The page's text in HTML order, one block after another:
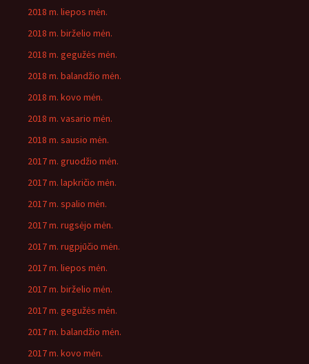
2018 m. liepos mėn.
2018 m. birželio mėn.
2018 m. gegužės mėn.
2018 m. balandžio mėn.
2018 m. kovo mėn.
2018 m. vasario mėn.
2018 m. sausio mėn.
2017 m. gruodžio mėn.
2017 m. lapkričio mėn.
2017 m. spalio mėn.
2017 m. rugsėjo mėn.
2017 m. rugpjūčio mėn.
2017 m. liepos mėn.
2017 m. birželio mėn.
2017 m. gegužės mėn.
2017 m. balandžio mėn.
2017 m. kovo mėn.